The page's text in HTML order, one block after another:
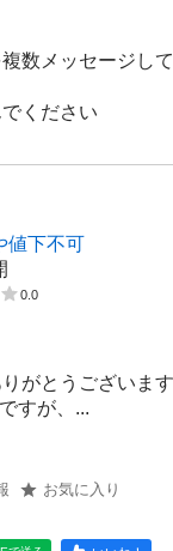
数メッセージし
ください
値下不可
0.0
がとうございます
すが、...
お気に入り